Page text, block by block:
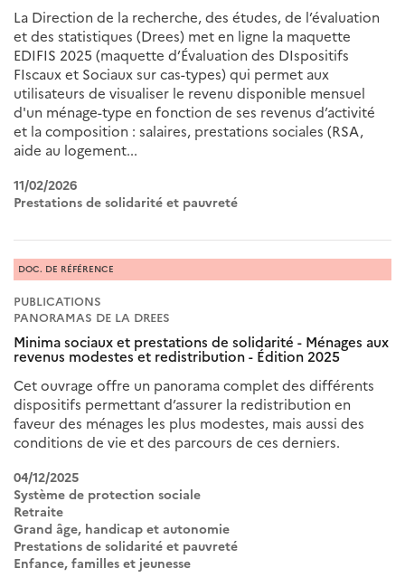
La Direction de la recherche, des études, de l’évaluation
et des statistiques (Drees) met en ligne la maquette
EDIFIS 2025 (maquette d’Évaluation des DIspositifs
FIscaux et Sociaux sur cas-types) qui permet aux
utilisateurs de visualiser le revenu disponible mensuel
d'un ménage-type en fonction de ses revenus d’activité
et la composition : salaires, prestations sociales (RSA,
aide au logement...
11/02/2026
Prestations de solidarité et pauvreté
PUBLICATIONS
PANORAMAS DE LA DREES
Minima sociaux et prestations de solidarité - Ménages aux
revenus modestes et redistribution - Édition 2025
Cet ouvrage offre un panorama complet des différents
dispositifs permettant d’assurer la redistribution en
faveur des ménages les plus modestes, mais aussi des
conditions de vie et des parcours de ces derniers.
DOC. DE RÉFÉRENCE
04/12/2025
Système de protection sociale
Retraite
Grand âge, handicap et autonomie
Prestations de solidarité et pauvreté
Enfance, familles et jeunesse